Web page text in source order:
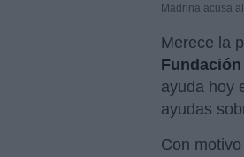
Madrina acusa
Merece la
ayuda hoy
ayudas
Con